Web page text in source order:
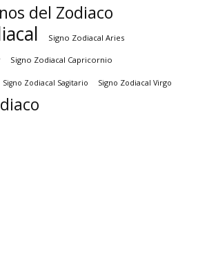
del Zodiaco
Signo Zodiacal Aries
Signo Zodiacal Capricornio
Signo Zodiacal Sagitario Signo Zodiacal Virgo